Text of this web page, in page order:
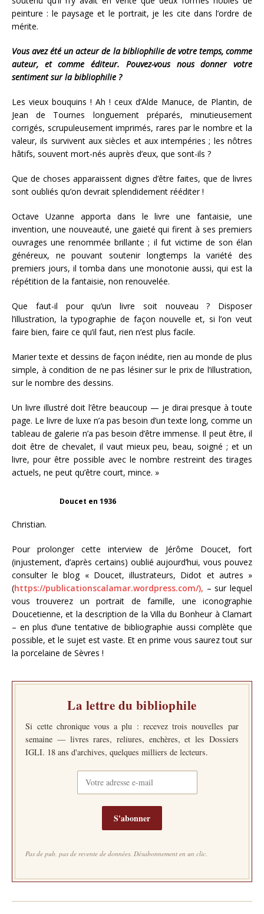
peinture : le paysage et le portrait, je les cite dans l’ordre de
mérite.
Vous avez été un acteur de la bibliophilie de votre temps, comme
auteur, et comme éditeur. Pouvez-vous nous donner votre
sentiment sur la bibliophilie ?
Les vieux bouquins ! Ah ! ceux d’Alde Manuce, de Plantin, de
Jean de Tournes longuement préparés, minutieusement
corrigés, scrupuleusement imprimés, rares par le nombre et la
valeur, ils survivent aux siècles et aux intempéries ; les nôtres
hâtifs, souvent mort-nés auprès d’eux, que sont-ils ?
Que de choses apparaissent dignes d’être faites, que de livres
sont oubliés qu’on devrait splendidement rééditer !
Octave Uzanne apporta dans le livre une fantaisie, une
invention, une nouveauté, une gaieté qui firent à ses premiers
ouvrages une renommée brillante ; il fut victime de son élan
généreux, ne pouvant soutenir longtemps la variété des
premiers jours, il tomba dans une monotonie aussi, qui est la
répétition de la fantaisie, non renouvelée.
Que faut-il pour qu’un livre soit nouveau ? Disposer
l’illustration, la typographie de façon nouvelle et, si l’on veut
faire bien, faire ce qu’il faut, rien n’est plus facile.
Marier texte et dessins de façon inédite, rien au monde de plus
simple, à condition de ne pas lésiner sur le prix de l’illustration,
sur le nombre des dessins.
Un livre illustré doit l’être beaucoup — je dirai presque à toute
page. Le livre de luxe n’a pas besoin d’un texte long, comme un
tableau de galerie n’a pas besoin d’être immense. Il peut être, il
doit être de chevalet, il vaut mieux peu, beau, soigné ; et un
livre, pour être possible avec le nombre restreint des tirages
actuels, ne peut qu’être court, mince. »
Doucet en 1936
Christian.
Pour prolonger cette interview de Jérôme Doucet, fort
(injustement, d’après certains) oublié aujourd’hui, vous pouvez
consulter le blog « Doucet, illustrateurs, Didot et autres »
(https://publicationscalamar.wordpress.com/), – sur lequel
vous trouverez un portrait de famille, une iconographie
Doucetienne, et la description de la Villa du Bonheur à Clamart
– en plus d’une tentative de bibliographie aussi complète que
possible, et le sujet est vaste. Et en prime vous saurez tout sur
la porcelaine de Sèvres !
La lettre du bibliophile
Si cette chronique vous a plu : recevez trois nouvelles par
semaine — livres rares, reliures, enchères, et les Dossiers
IGLI. 18 ans d'archives, quelques milliers de lecteurs.
S'abonner
Pas de pub, pas de revente de données. Désabonnement en un clic.